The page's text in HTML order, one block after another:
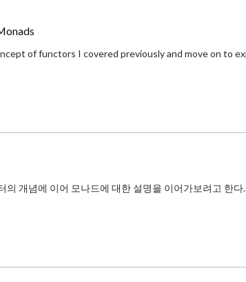
의 개념에 이어 모나드에 대한 설명을 이어가보려고 한다.